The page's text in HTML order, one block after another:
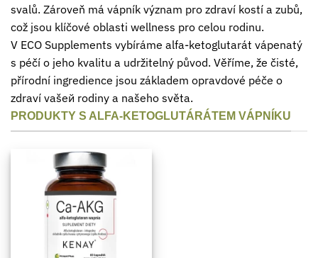
svalů. Zároveň má vápník význam pro zdraví kostí a zubů,
což jsou klíčové oblasti wellness pro celou rodinu.
V ECO Supplements vybíráme alfa-ketoglutarát vápenatý
s péčí o jeho kvalitu a udržitelný původ. Věříme, že čisté,
přírodní ingredience jsou základem opravdové péče o
zdraví vašей rodiny a našeho světa.
PRODUKTY S ALFA-KETOGLUTÁRÁTEM VÁPNÍKU